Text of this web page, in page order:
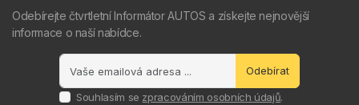
Odebírejte čtvrtletní Informátor AUTOS a získejte nejnovější
informace o naší nabídce.
Odebírat
Souhlasím se zpracováním osobních údajů.